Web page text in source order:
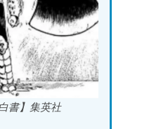
書】集英社